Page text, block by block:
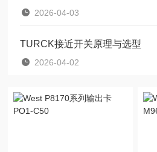
2026-04-03
TURCK接近开关原理与选型
2026-04-02